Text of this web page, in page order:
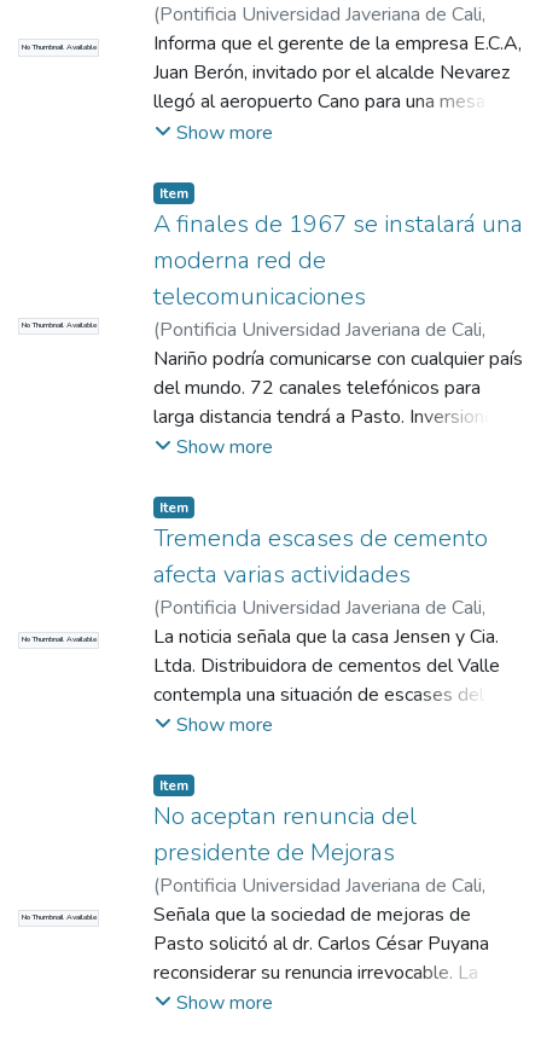
No Thumbnail Available
(Pontificia Universidad Javeriana de Cali,
2017)COMHISTORIA
Informa que el gerente de la empresa E.C.A,
Juan Berón, invitado por el alcalde Nevarez
llegó al aeropuerto Cano para una mesa
redonda para establecer los problemas y
trabajos de ampliación y acondicionamiento
de la actual pista para el servicio de aviones
pesados y rápidos. Se publica la propuesta
de los ingenieros y arquitectos de Nariño en
la cual se solicita el desarrollo de los
trabajos.
Show more
No Thumbnail Available
Item
A finales de 1967 se instalará una
moderna red de
telecomunicaciones
(Pontificia Universidad Javeriana de Cali,
2017) COMHISTORIA
Nariño podría comunicarse con cualquier país
del mundo. 72 canales telefónicos para
larga distancia tendrá a Pasto. Inversiones
de más de tres millones en edificaciones en
etapa de aislamiento con el resto del país y
otros países. Para su interconexión con la
zona occidental del país utilizará 4 torres
repetidoras.
Show more
No Thumbnail Available
Item
Tremenda escases de cemento
afecta varias actividades
(Pontificia Universidad Javeriana de Cali,
2017)COMHISTORIA
La noticia señala que la casa Jensen y Cia.
Ltda. Distribuidora de cementos del Valle
contempla una situación de escases del
artículo sin motivo explicable. Esta situación
y en la ejecución de obras.
Show more
No Thumbnail Available
Item
No aceptan renuncia del
presidente de Mejoras
(Pontificia Universidad Javeriana de Cali,
2017) COMHISTORIA
Señala que la sociedad de mejoras de
Pasto solicitó al dr. Carlos César Puyana
reconsiderar su renuncia irrevocable. La
solicitud se soporta en el interés de que el
Show more